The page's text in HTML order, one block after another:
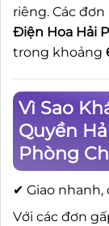
riêng. Các đơn
Điện Hoa Hải
trong khoảng
Vì Sao
Quyền
Phòng
✔ Giao
Với các đơn